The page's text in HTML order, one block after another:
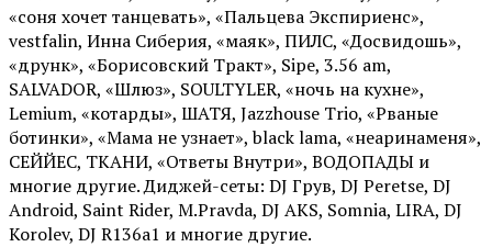
«соня хочет танцевать», «Пальцева Экспириенс»,
vestfalin, Инна Сиберия, «маяк», ПИЛС, «Досвидошь»,
«друнк», «Борисовский Тракт», Sipe, 3.56 am,
SALVADOR, «Шлюз», SOULTYLER, «ночь на кухне»,
Lemium, «котарды», ШАТЯ, Jazzhouse Trio, «Рваные
ботинки», «Мама не узнает», black lama, «неаринаменя»,
СЕЙЙЕС, ТКАНИ, «Ответы Внутри», ВОДОПАДЫ и
многие другие. Диджей-сеты: DJ Грув, DJ Peretse, DJ
Android, Saint Rider, М.Pravda, DJ AKS, Somnia, LIRA, DJ
Korolev, DJ R136a1 и многие другие.